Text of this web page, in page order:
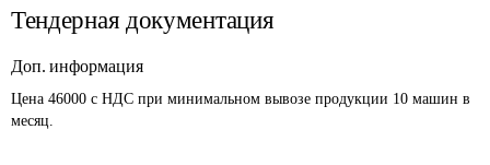
Тендерная документация
Доп. информация
Цена 46000 с НДС при минимальном вывозе продукции 10 машин в
месяц.